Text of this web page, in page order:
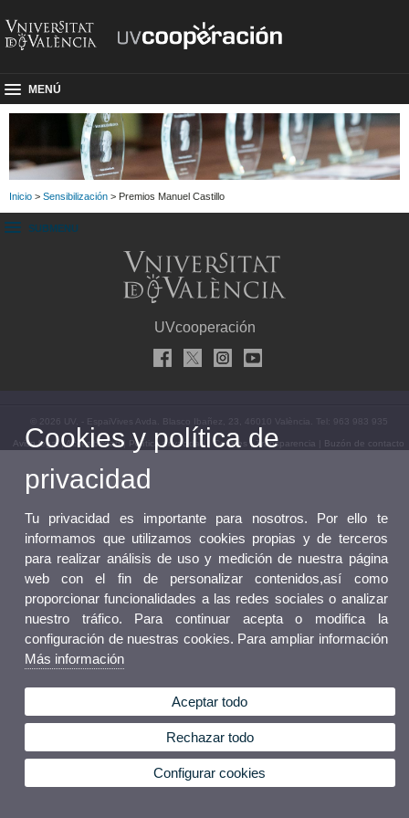
MENÚ
Inicio > Sensibilización > Premios Manuel Castillo
SUBMENU
UVcooperación
© 2026 UV. - EspaiVives Avda. Blasco Ibañez, 23, 46010 València. Tel: 963 983 935
Aviso legal|Accesibilidad| Política privacidad |Cookies |Transparencia Buzón de contacto
Cookies y política de
privacidad
Tu privacidad es importante para nosotros. Por ello te
informamos que utilizamos cookies propias y de terceros
para realizar análisis de uso y medición de nuestra página
web con el fin de personalizar contenidos,así como
proporcionar funcionalidades a las redes sociales o analizar
nuestro tráfico. Para continuar acepta o modifica la
configuración de nuestras cookies. Para ampliar información
Más información
Aceptar todo
Rechazar todo
Configurar cookies